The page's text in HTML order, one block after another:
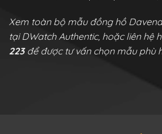
Xem toàn bộ mẫu đồng hồ
tại DWatch Authentic, hoặc liên hệ
223để được tư vấn chọn mẫu phù